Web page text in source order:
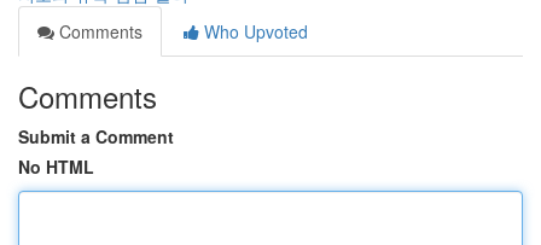
Comments
Who Upvoted
Comments
Submit a Comment
No HTML